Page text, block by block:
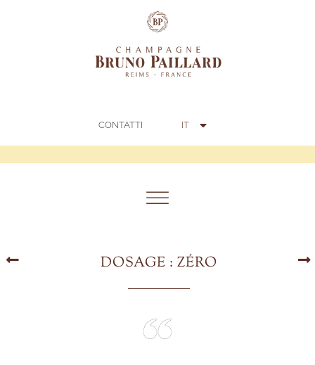
CONTATTI IT
EN
日本語
DOSAGE : ZÉRO